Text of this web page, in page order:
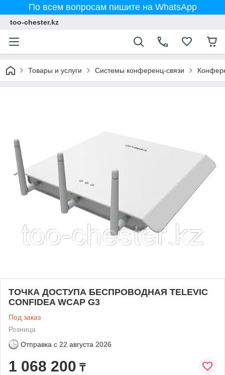
По всем вопросам пишите на WhatsApp
too-chester.kz
Товары и услуги Системы конференц-связи
ТОЧКА ДОСТУПА БЕСПРОВОДНАЯ TELEVIC
CONFIDEA WCAP G3
Под заказ
Розница
Отправка с 22 августа 2026
1 068 200 ₸